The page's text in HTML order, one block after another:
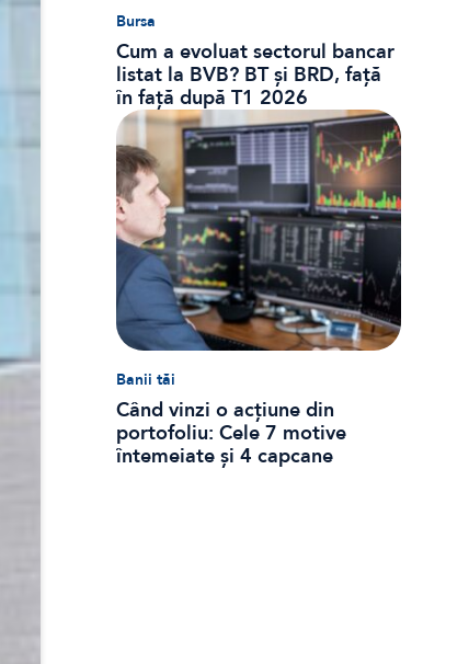
Bursa
Cum a evoluat sectorul bancar
listat la BVB? BT și BRD, față
în față după T1 2026
Banii tăi
Când vinzi o acțiune din
portofoliu: Cele 7 motive
întemeiate și 4 capcane